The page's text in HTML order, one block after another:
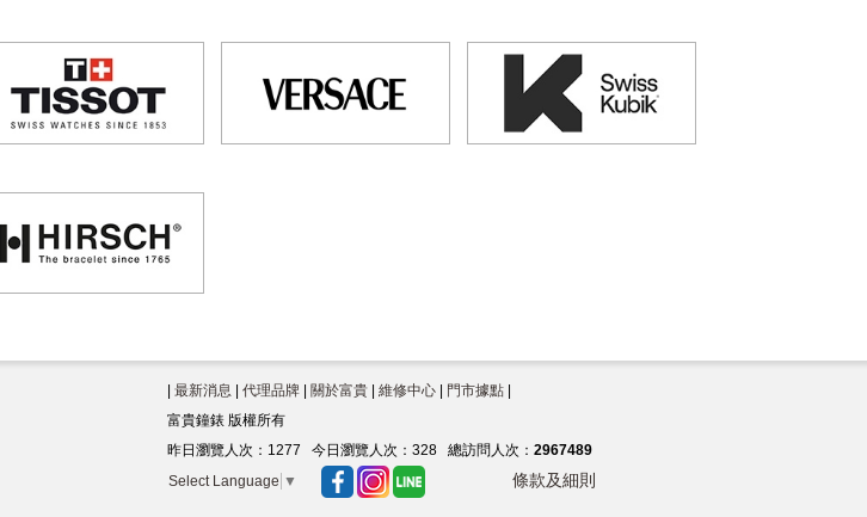
最新消息 代理品牌| 關於富貴| 維修中心| 門市據點|
富貴鐘錶 版權所有
昨日瀏覽人次： 1277 今日瀏覽人次： 328總訪問人次： 2967489
Select Language ▼ 條款及細則